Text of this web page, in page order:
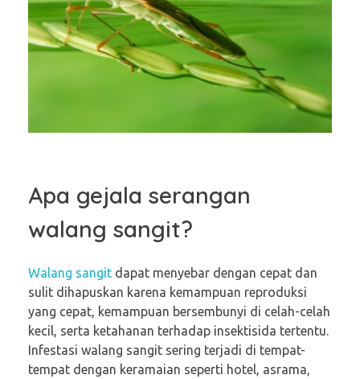
Apa gejala serangan
walang sangit?
Walang sangit dapat menyebar dengan cepat dan
sulit dihapuskan karena kemampuan reproduksi
yang cepat, kemampuan bersembunyi di celah-celah
kecil, serta ketahanan terhadap insektisida tertentu.
Infestasi walang sangit sering terjadi di tempat-
tempat dengan keramaian seperti hotel, asrama,